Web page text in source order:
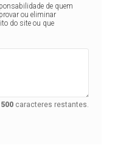
de quem
ou eliminar
do site ou que
500 caracteres restantes.